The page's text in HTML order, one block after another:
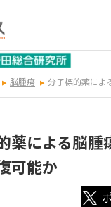
脳腫瘍 分子標的薬によ
薬による脳腫
可能か